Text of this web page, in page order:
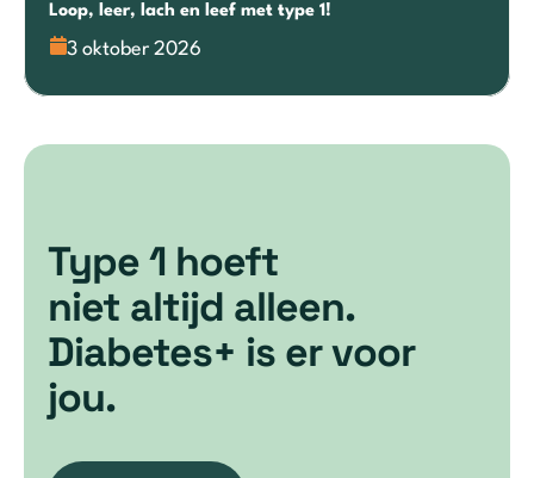
Loop, leer, lach en leef met type 1!
3 oktober 2026
Type 1 hoeft
niet altijd alleen.
Diabetes+ is er voor
jou.